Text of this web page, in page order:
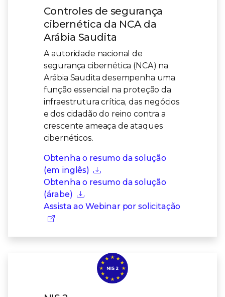
Controles de segurança
cibernética da NCA da
Arábia Saudita
A autoridade nacional de
segurança cibernética (NCA) na
Arábia Saudita desempenha uma
função essencial na proteção da
infraestrutura crítica, das negócios
e dos cidadão do reino contra a
crescente ameaça de ataques
cibernéticos.
Obtenha o resumo da solução
(em inglês)
Obtenha o resumo da solução
(árabe)
Assista ao Webinar por solicitação